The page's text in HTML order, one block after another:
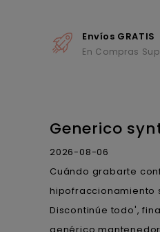
Envíos GRATIS
En Compras
Generico
2026-08-06
Cuándo grabarte
hipofraccionamiento
Discontinúe todo',
genérico